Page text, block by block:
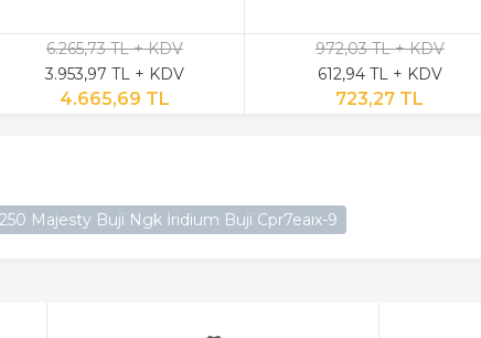
6.265,73 TL + KDV
3.953,97 TL + KDV
4.665,69 TL
972,03 TL + KDV
612,94 TL + KDV
723,27 TL
Majesty Buji Ngk İridium Buji Cpr7eaıx-9